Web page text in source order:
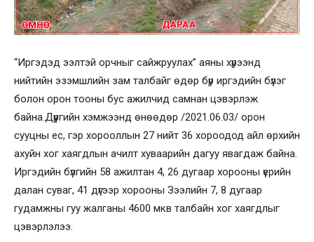
“Иргэдэд ээлтэй орчныг сайжруулах” аяны хүрээнд
нийтийн эзэмшлийн зам талбайг өдөр бүр иргэдийн бүлэг
болон орон тооны бус ажилчид самнан цэвэрлэж
байна.Дүүргийн хэмжээнд өнөөдөр /2021.06.03/ орон
сууцны ес, гэр хорооллын 27 нийт 36 хороодод айл өрхийн
ахуйн хог хаягдлын ачилт хуваарийн дагуу явагдаж байна.
Иргэдийн бүлгийн 58 ажилтан 4, 26 дугаар хорооны үерийн
далан суваг, 41 дүгээр хорооны Зээлийн 7, 8 дугаар
гудамжны гуу жалганы 4600 мкв талбайн хог хаягдлыг
цэвэрлэлээ.